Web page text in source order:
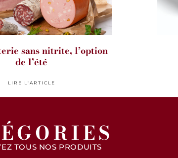
sans nitrite, l’option
de l’été
LIRE L'ARTICLE
TOUS NOS PRODUITS